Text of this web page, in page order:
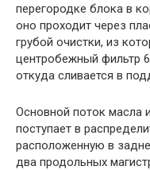
перегородке блока в
оно проходит через
грубой очистки, из
центробежный фильтр
откуда сливается в
Основной поток масла
поступает в
расположенную в
два продольных